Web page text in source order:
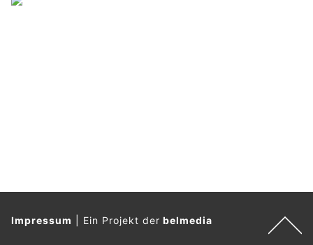
Impressum Ein Projekt derbelmedia